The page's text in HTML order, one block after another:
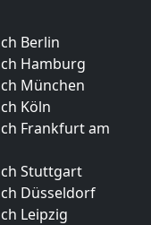
Berlin
Hamburg
München
Köln
Frankfurt am
Stuttgart
Düsseldorf
Leipzig